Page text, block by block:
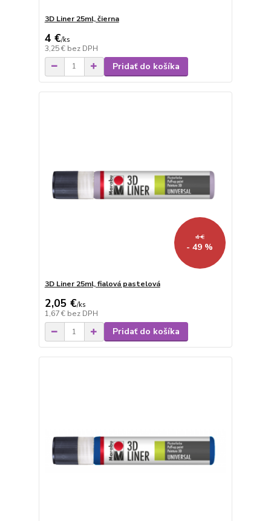
3D Liner 25ml, čierna
4 €/ks
3,25 € bez DPH
Pridať do košíka
4 €
- 49 %
3D Liner 25ml, fialová pastelová
2,05 €/ks
1,67 € bez DPH
Pridať do košíka